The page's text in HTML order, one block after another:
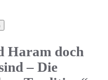
Haram doch
– Die